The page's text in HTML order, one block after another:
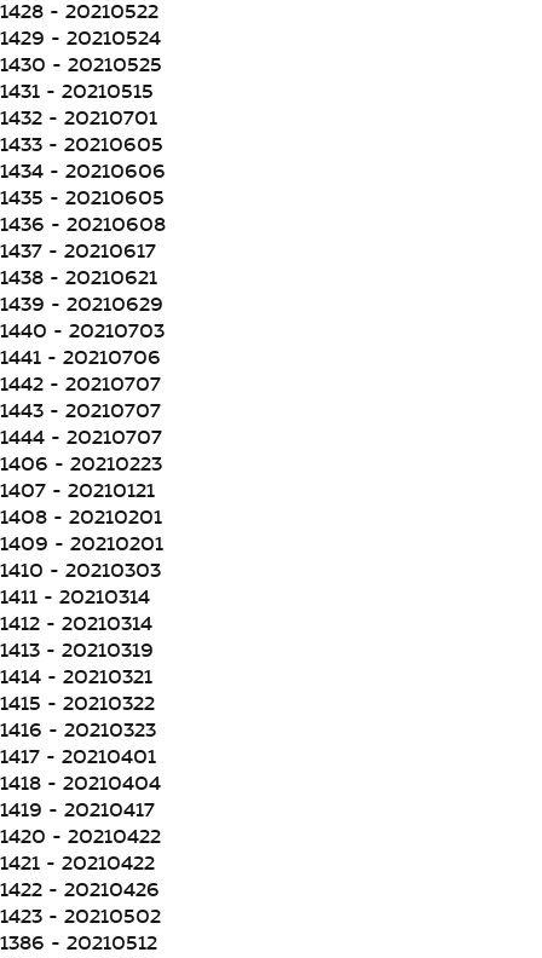
1428 - 20210522
1429 - 20210524
1430 - 20210525
1431 - 20210515
1432 - 20210701
1433 - 20210605
1434 - 20210606
1435 - 20210605
1436 - 20210608
1437 - 20210617
1438 - 20210621
1439 - 20210629
1440 - 20210703
1441 - 20210706
1442 - 20210707
1443 - 20210707
1444 - 20210707
1406 - 20210223
1407 - 20210121
1408 - 20210201
1409 - 20210201
1410 - 20210303
1411 - 20210314
1412 - 20210314
1413 - 20210319
1414 - 20210321
1415 - 20210322
1416 - 20210323
1417 - 20210401
1418 - 20210404
1419 - 20210417
1420 - 20210422
1421 - 20210422
1422 - 20210426
1423 - 20210502
1386 - 20210512